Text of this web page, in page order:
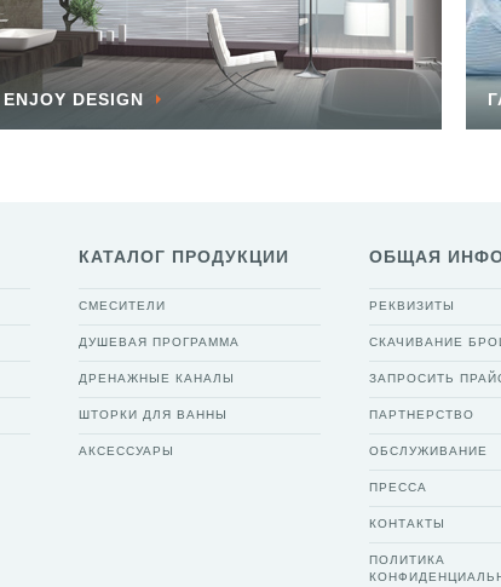
ENJOY DESIGN
КАТАЛОГ ПРОДУКЦИИ
СМЕСИТЕЛИ
ДУШЕВАЯ ПРОГРАММА
ДРЕНАЖНЫЕ КАНАЛЫ
ШТОРКИ ДЛЯ ВАННЫ
АКСЕССУАРЫ
ОБЩАЯ
РЕКВИЗИТЫ
СКАЧИВАНИЕ
ЗАПРОСИТЬ
ПАРТНЕРСТВО
ОБСЛУЖИВАНИЕ
ПРЕССА
КОНТАКТЫ
ПОЛИТИКА